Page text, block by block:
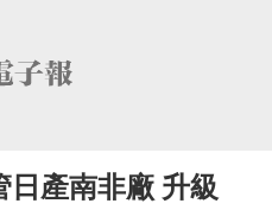
產南非廠 升級